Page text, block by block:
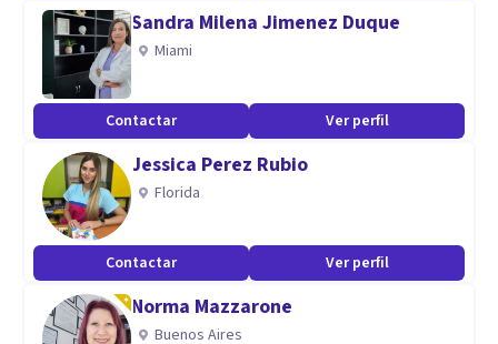
Sandra Milena Jimenez Duque
Miami
Contactar Ver perfil
Jessica Perez Rubio
Florida
Contactar Ver perfil
Norma Mazzarone
Buenos Aires